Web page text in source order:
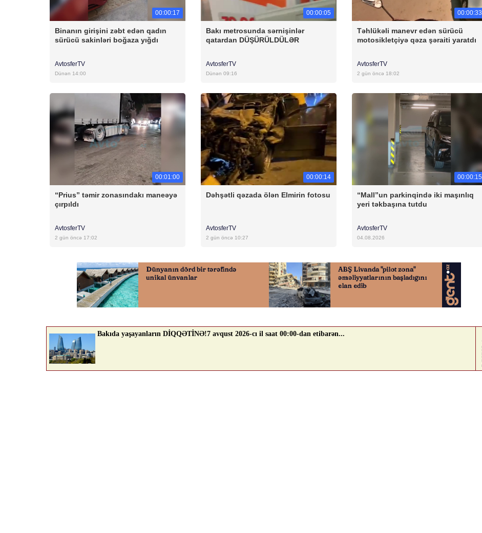
00:00:17
Binanın girişini zəbt edən qadın
sürücü sakinləri boğaza yığdı
AvtosferTV
Dünən 14:00
00:00:05
Bakı metrosunda sərnişinlər
qatardan DÜŞÜRÜLDÜLƏR
AvtosferTV
Dünən 09:16
00:00:33
Təhlükəli manevr edən sürücü
motosikletçiyə qəza şəraiti yaratdı
AvtosferTV
2 gün öncə 18:02
00:01:00
“Prius” təmir zonasındakı maneəyə
çırpıldı
AvtosferTV
2 gün öncə 17:02
00:00:14
Dəhşətli qəzada ölən Elmirin fotosu
AvtosferTV
2 gün öncə 10:27
00:00:15
“Mall”un parkinqində iki maşınlıq
yeri təkbaşına tutdu
AvtosferTV
04.08.2026